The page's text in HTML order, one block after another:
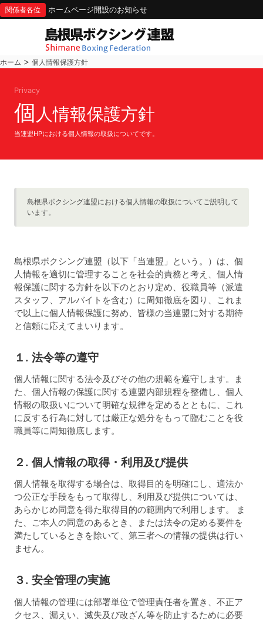
関係者各位 ホームページ開設のお知らせ
ホーム > 個人情報保護方針
Privacy
個 人情報保護方針
当連盟HPにおける個人情報の取扱についてです。
島根県ボクシング連盟における個人情報の取扱についてご説明して
います。
島根県ボクシング連盟（以下「当連盟」という。）は、個
人情報を適切に管理することを社会的責務と考え、個人情
報保護に関する方針を以下のとおり定め、役職員等（派遣
スタッフ、アルバイトを含む）に周知徹底を図り、これま
で以上に個人情報保護に努め、皆様の当連盟に対する期待
と信頼に応えてまいります。
１. 法令等の遵守
個人情報に関する法令及びその他の規範を遵守します。ま
た、個人情報の保護に関する連盟内部規程を整備し、個人
情報の取扱いについて明確な規律を定めるとともに、これ
に反する行為に対しては厳正な処分をもって臨むことを役
職員等に周知徹底します。
２. 個人情報の取得・利用及び提供
個人情報を取得する場合は、取得目的を明確にし、適法か
つ公正な手段をもって取得し、利用及び提供については、
あらかじめ同意を得た取得目的の範囲内で利用します。 ま
た、ご本人の同意のあるとき、または法令の定める要件を
満たしているときを除いて、第三者への情報の提供は行い
ません。
３. 安全管理の実施
個人情報の管理には部署単位で管理責任者を置き、不正ア
クセス、漏えい、滅失及び改ざん等を防止するために必要